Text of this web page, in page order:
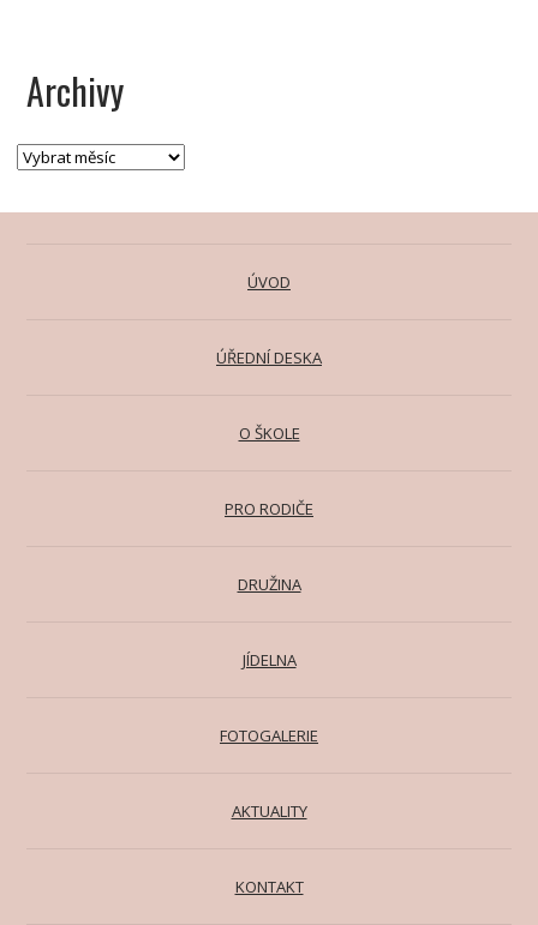
Archivy
ÚVOD
ÚŘEDNÍ DESKA
O ŠKOLE
PRO RODIČE
DRUŽINA
JÍDELNA
FOTOGALERIE
AKTUALITY
KONTAKT